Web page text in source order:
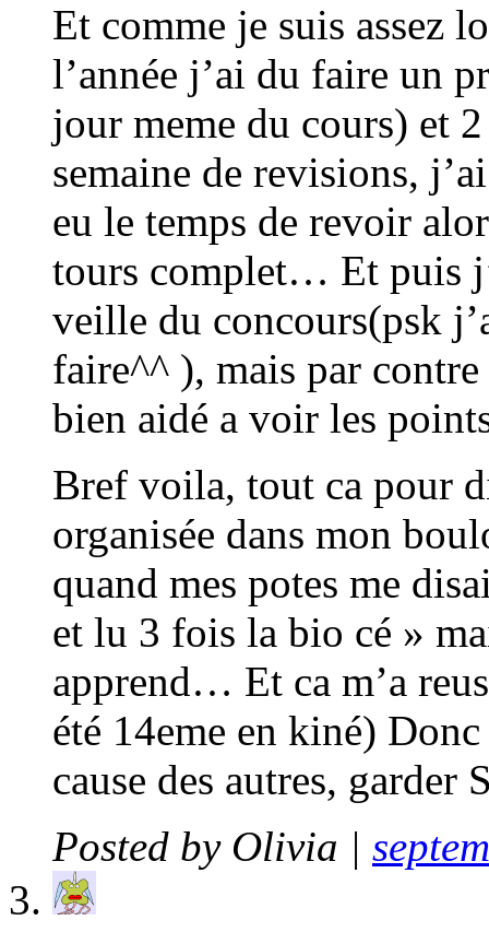
Et comme je suis assez
l’année j’ai du faire un
jour meme du cours) et
semaine de revisions,
eu le temps de revoir
tours complet… Et puis
veille du concours(psk
faire^^ ), mais par contre
bien aidé a voir les
Bref voila, tout ca pour
organisée dans mon
quand mes potes me
et lu 3 fois la bio cé »
apprend… Et ca m’a
été 14eme en kiné)
cause des autres,
Posted by Olivia |